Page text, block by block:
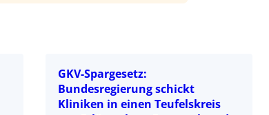
GKV-Spargesetz:
Bundesregierung schickt
Kliniken in einen Teufelskreis